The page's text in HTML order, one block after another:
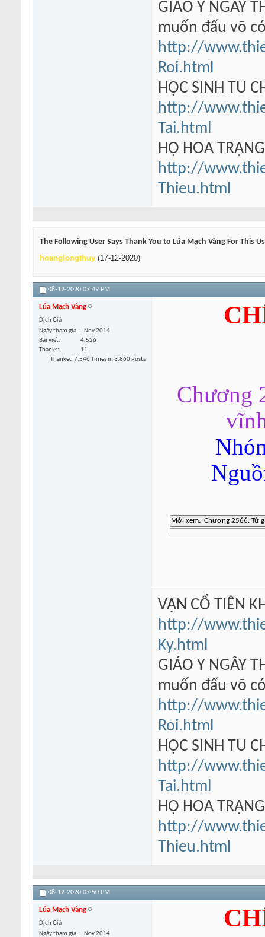
GIÁO Y NGÂY
muốn đấu võ
http://
Roi.html
HỌC SINH TU
http://
Tai.html
HỘ HOA
http://
Thieu.html
The Following User Says Thank You to Lúa Mạch Vàng For This
hoanglongthuy (17-12-2020)
08-12-2020 07:49 PM
Lúa Mạch Vàng
Dịch Giả
Ngày tham gia
Nov 2014
Bài viết
4,526
Thanks
11
Thanked 7,546 Times in 3,860 Posts
Chương
VẠN CỔ TIÊN
http://
Ky.html
GIÁO Y NGÂY
muốn đấu võ
http://
Roi.html
HỌC SINH TU
http://
Tai.html
HỘ HOA
http://
Thieu.html
08-12-2020 07:50 PM
Lúa Mạch Vàng
Dịch Giả
Ngày tham gia
Nov 2014